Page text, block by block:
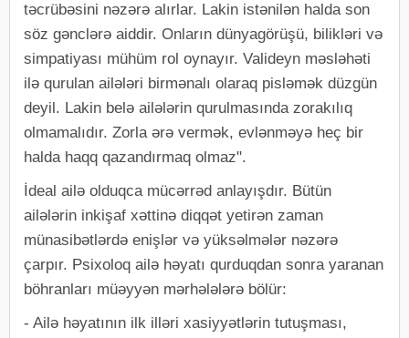
təcrübəsini nəzərə alırlar. Lakin istənilən halda son
söz gənclərə aiddir. Onların dünyagörüşü, bilikləri və
simpatiyası mühüm rol oynayır. Valideyn məsləhəti
ilə qurulan ailələri birmənalı olaraq pisləmək düzgün
deyil. Lakin belə ailələrin qurulmasında zorakılıq
olmamalıdır. Zorla ərə vermək, evlənməyə heç bir
halda haqq qazandırmaq olmaz".
İdeal ailə olduqca mücərrəd anlayışdır. Bütün
ailələrin inkişaf xəttinə diqqət yetirən zaman
münasibətlərdə enişlər və yüksəlmələr nəzərə
çarpır. Psixoloq ailə həyatı qurduqdan sonra yaranan
böhranları müəyyən mərhələlərə bölür:
- Ailə həyatının ilk illəri xasiyyətlərin tutuşması,